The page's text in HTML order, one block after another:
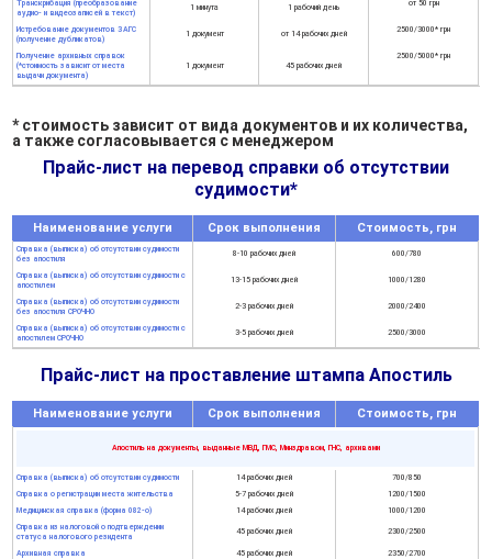
Транскрибация (преобразование
аудио- и видеозаписей в текст)
1 минута 1 рабочий день от 50 грн
Истребование документов ЗАГС
(получение дубликатов)
1 документ от 14 рабочих дней 2500/3000* грн
Получение архивных справок
(*стоимость зависит от места
выдачи документа)
1 документ 45 рабочих дней
2500/5000* грн
* стоимость зависит от вида документов и их количества,
а также согласовывается с менеджером
Прайс-лист на перевод справки об отсутствии
судимости*
Наименование услуги Срок выполнения Стоимость, грн
Справка (выписка) об отсутствии судимости
без апостиля
8-10 рабочих дней 600/780
Справка (выписка) об отсутствии судимости с
апостилем
13-15 рабочих дней 1000/1280
Справка (выписка) об отсутствии судимости
без апостиля СРОЧНО
2-3 рабочих дней 2000/2400
Справка (выписка) об отсутствии судимости с
апостилем СРОЧНО
3-5 рабочих дней 2500/3000
Прайс-лист на проставление штампа Апостиль
Наименование услуги Срок выполнения Стоимость, грн
Апостиль на документы, выданные МВД, ГМС, Минздравом, ГНС, архивами
Справка (выписка) об отсутствии судимости 14 рабочих дней
700/850
Справка о регистрации места жительства
5-7 рабочих дней
1200/1500
Медицинская справка (форма 082-о)
14 рабочих дней
1000/1200
Справка из налоговой о подтверждении
статуса налогового резидента
45 рабочих дней 2300/2500
Архивная справка 45 рабочих дней 2350/2700